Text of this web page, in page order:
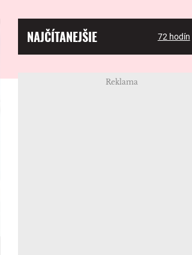
NAJČÍTANEJŠIE 72 hodín
Reklama